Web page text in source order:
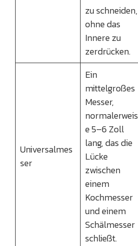
zu schneiden,
ohne das
Innere zu
zerdrücken.
Universalmes
ser
Ein
mittelgroßes
Messer,
normalerweis
e 5–6 Zoll
lang, das die
Lücke
zwischen
einem
Kochmesser
und einem
Schälmesser
schließt.